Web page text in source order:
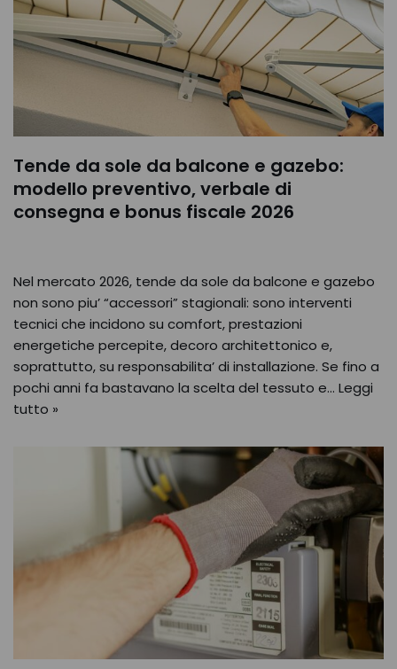
Tende da sole da balcone e gazebo:
modello preventivo, verbale di
consegna e bonus fiscale 2026
Nel mercato 2026, tende da sole da balcone e gazebo
non sono piu’ “accessori” stagionali: sono interventi
tecnici che incidono su comfort, prestazioni
energetiche percepite, decoro architettonico e,
soprattutto, su responsabilita’ di installazione. Se fino a
pochi anni fa bastavano la scelta del tessuto e… Leggi
tutto »